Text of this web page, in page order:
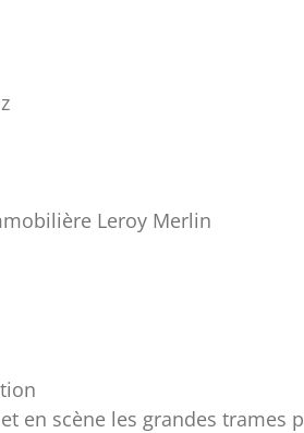
Leroy Merlin
en scène les grandes trames